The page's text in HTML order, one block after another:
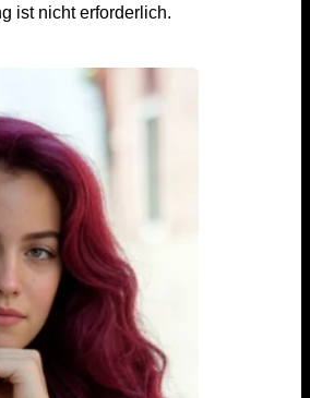
ist nicht erforderlich.